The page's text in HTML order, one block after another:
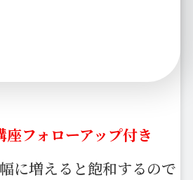
座フォローアップ付き
に増えると飽和するので